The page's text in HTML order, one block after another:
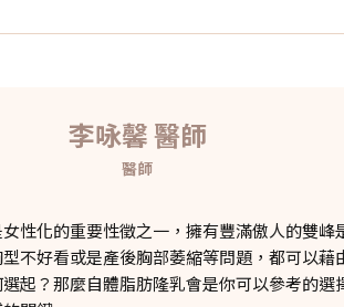
李咏馨 醫師
醫師
性化的重要性徵之一，擁有豐滿傲人的雙
不好看或是產後胸部萎縮等問題，都可以
起？那麼自體脂肪隆乳會是你可以參考的